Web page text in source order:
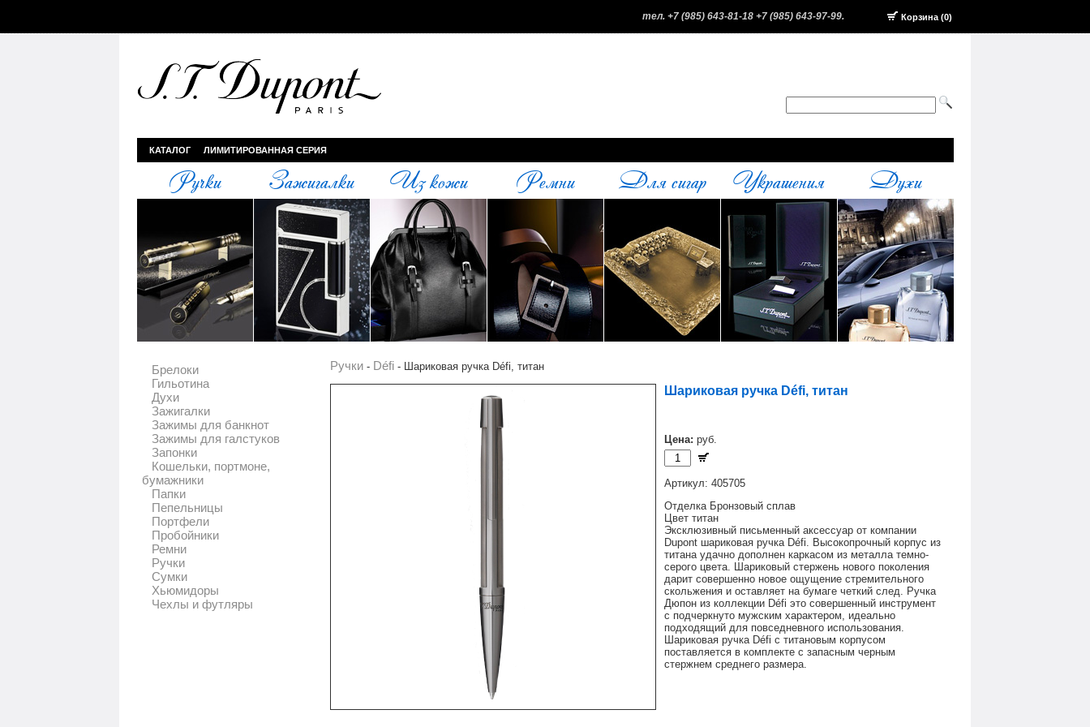
тел. +7 (985) 643-81-18 +7 (985) 643-97-99. Корзина (0)
КАТАЛОГ ЛИМИТИРОВАННАЯ СЕРИЯ
Ручки Зажигалки Из кожи Ремни Для сигар Украшения Духи
Брелоки
Гильотина
Духи
Зажигалки
Зажимы для банкнот
Зажимы для галстуков
Запонки
Кошельки, портмоне,
бумажники
Папки
Пепельницы
Портфели
Пробойники
Ремни
Ручки
Сумки
Хьюмидоры
Чехлы и футляры
Ручки- Défi- Шариковая ручка Défi, титан
Шариковая ручка Défi, титан
Цена: руб.
Артикул: 405705
Отделка Бронзовый сплав
Цвет титан
Эксклюзивный письменный аксессуар от компании
Dupont шариковая ручка Défi. Высокопрочный корпус из
титана удачно дополнен каркасом из металла темно-
серого цвета. Шариковый стержень нового поколения
дарит совершенно новое ощущение стремительного
скольжения и оставляет на бумаге четкий след. Ручка
Дюпон из коллекции Défi это совершенный инструмент
с подчеркнуто мужским характером, идеально
подходящий для повседневного использования.
Шариковая ручка Défi с титановым корпусом
поставляется в комплекте с запасным черным
стержнем среднего размера.